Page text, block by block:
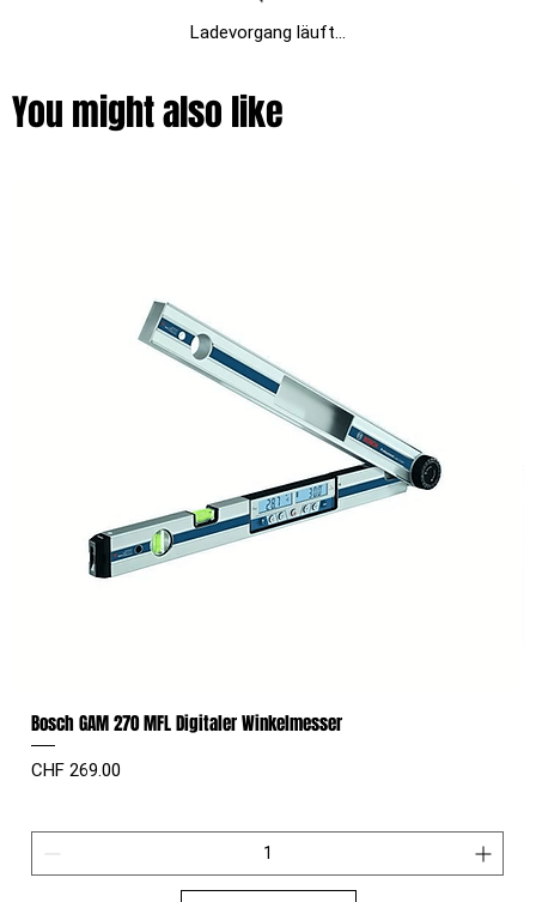
Ladevorgang läuft...
You might also like
Bosch GAM 270 MFL Digitaler Winkelmesser
Preis
CHF 269.00